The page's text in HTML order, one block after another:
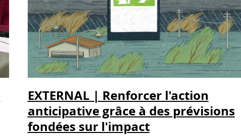
EXTERNAL | Renforcer l'action
anticipative grâce à des prévisions
fondées sur l'impact